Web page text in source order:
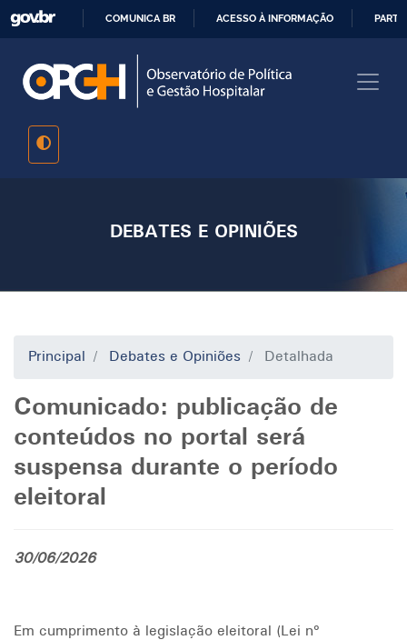
Pular
conteúdo
principal
PARA
O
COMUNICA BR ACESSO À INFORMAÇÃO
DEBATES E OPINIÕES
Principal Debates e Opiniões Detalhada
Comunicado: publicação de
conteúdos no portal será
suspensa durante o período
eleitoral
30/06/2026
Em cumprimento à legislação eleitoral (Lei nº